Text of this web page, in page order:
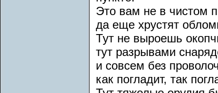
Это вам не в чистом
да еще хрустят
Тут не выроешь
тут разрывами
и совсем без
как погладит, так